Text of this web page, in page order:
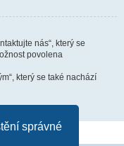
správné
nás“, který se
povolena
který se také nachází